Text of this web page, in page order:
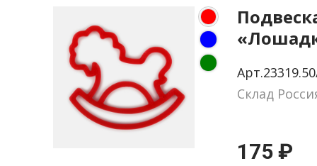
печать,
Склад
175 ₽